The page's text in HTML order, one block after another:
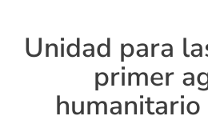
Unidad para
primer